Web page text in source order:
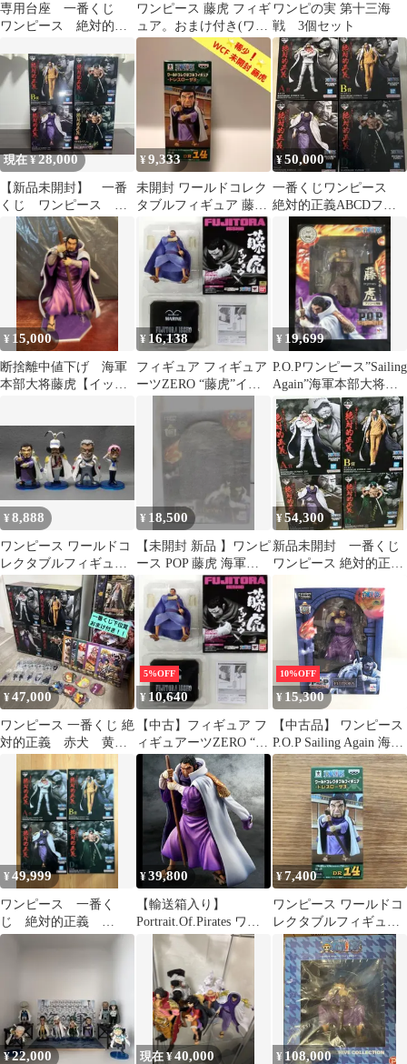
専用台座 一番くじ
ワンピース 絶対的正
ュア
ワンピース 藤虎 フィギ
ュア。おまけ付き(ワー
コレ藤虎)ほかにも追加
ワンピの実 第十三海
戦 3個セット
現在 ¥28,000
【新品未開封】 一番
くじ ワンピース 絶
対的正義 4体セット
¥9,333
未開封 ワールドコレク
タブルフィギュア 藤虎
ドレスローザ3 WCF
¥50,000
一番くじワンピース
絶対的正義ABCDフィ
ギュア4体
¥ 15,000
断捨離中値下げ 海軍
本部大将藤虎【イッシ
¥ 16,138
フィギュア フィギュア
ーツZERO “藤虎”イッ
魂ウェブ商店限定【10
日以内発送】
¥ 19,699
P.O.Pワンピース”Sailing
Again”海軍本部大将藤
虎【イッショウ】
¥8,888
ワンピース ワールドコ
レクタブルフィギュア
海軍 藤虎 ガープ セン
ゴク コビィ
¥ 18,500
【未開封 新品 】ワンピ
ース POP 藤虎 海軍大
将イッショウ フィギ
ュア
¥54,300
新品未開封 一番くじ
ワンピース 絶対的正義
¥47,000
ワンピース 一番くじ 絶
対的正義 赤犬 黄
猿 藤虎 緑牛 4体コ
ンプセット
5%OFF
¥ 10,640
【中古】フィギュア フ
ィギュアーツZERO “藤
虎”イッショウ 「ワン
ピース」 魂ウェブ商店
限定
10%OFF
¥ 15,300
【中古品】 ワンピース
P.O.P Sailing Again 海軍
本部大将 藤虎 【イッシ
ョウ】 フィギュア 箱日
焼けあり 【047-260226-
ky-01-fuzh】
¥49,999
ワンピース 一番く
じ 絶対的正義
ABCD フィギュア コ
¥39,800
【輸送箱入り】
Portrait.Of.Pirates ワン
ピース”Sailing Again”
海軍本部大将 藤虎 【イ
ッショウ】 (アンコー
ル再販) POP
¥7,400
ワンピース ワールドコ
レクタブルフィギュア
ドレスローザ3 藤虎 イ
ツショウ
¥22,000 現在 ¥40,000 ¥ 108,000